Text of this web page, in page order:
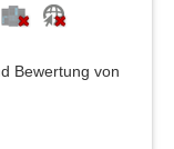
Bewertung von